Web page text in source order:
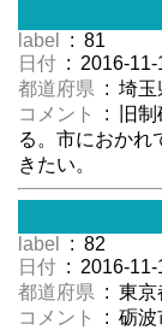
label
: 81
日付 : 2016-11-
都道府県 : 埼玉
コメント
: 旧制
る。市におかれ
きたい。
label
: 82
日付 : 2016-11-
都道府県 : 東京
コメント
: 砺波